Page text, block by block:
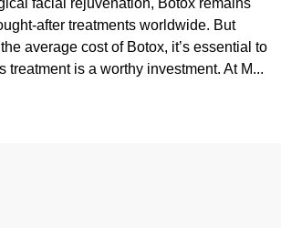
facial rejuvenation, Botox remains
after treatments worldwide. But
average cost of Botox, it’s essential to
treatment is a worthy investment. At M...